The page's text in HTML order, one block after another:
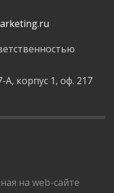
А, корпус 1, оф. 217
на web-сайте